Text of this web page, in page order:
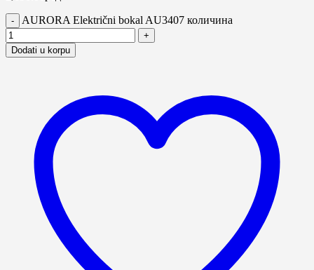
AURORA Električni bokal AU3407 количина
Dodati u korpu